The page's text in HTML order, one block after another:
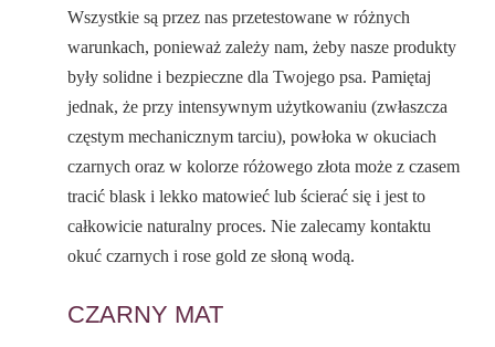
Wszystkie są przez nas przetestowane w różnych
warunkach, ponieważ zależy nam, żeby nasze produkty
były solidne i bezpieczne dla Twojego psa. Pamiętaj
jednak, że przy intensywnym użytkowaniu (zwłaszcza
częstym mechanicznym tarciu), powłoka w okuciach
czarnych oraz w kolorze różowego złota może z czasem
tracić blask i lekko matowieć lub ścierać się i jest to
całkowicie naturalny proces. Nie zalecamy kontaktu
okuć czarnych i rose gold ze słoną wodą.
CZARNY MAT